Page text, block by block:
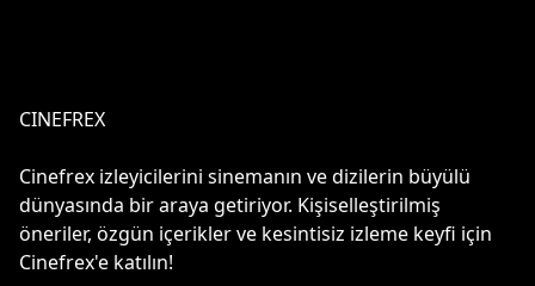
CINEFREX
Cinefrex izleyicilerini sinemanın ve dizilerin büyülü
dünyasında bir araya getiriyor. Kişiselleştirilmiş
öneriler, özgün içerikler ve kesintisiz izleme keyfi için
Cinefrex'e katılın!